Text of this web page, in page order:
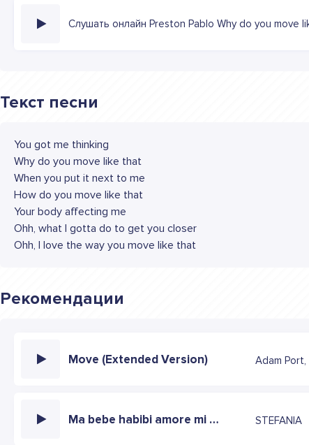
Слушать онлайн Preston Pablo Why do you move
Текст песни
You got me thinking
Why do you move like that
When you put it next to me
How do you move like that
Your body affecting me
Ohh, what I gotta do to get you closer
Ohh, I love the way you move like that
Рекомендации
Move (Extended Version)
Ma bebe habibi amore mi meu coracao STEFANIA